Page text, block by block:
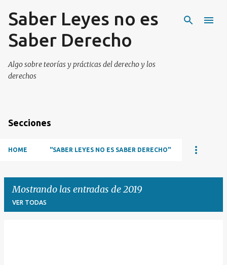
Saber Leyes no es
Saber Derecho
Algo sobre teorías y prácticas del derecho y los
derechos
Secciones
HOME "SABER LEYES NO ES SABER DERECHO"
Mostrando las entradas de 2019
VER TODAS